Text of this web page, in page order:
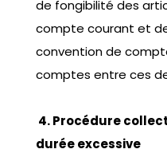
de fongibilité des
compte courant et
convention de
comptes entre ces
4. Procédure
durée excessive